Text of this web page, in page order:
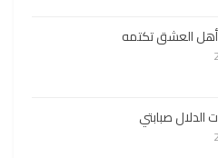
العشق تكتمه
صبابتي